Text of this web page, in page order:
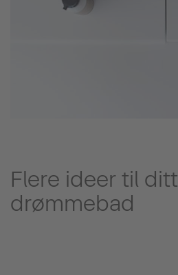
Flere ideer til ditt
drømmebad